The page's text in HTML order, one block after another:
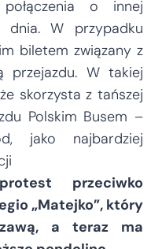
o innej
W przypadku
biletem związany z
przejazdu. W takiej
skorzysta z tańszej
Polskim Busem –
jako najbardziej
przeciwko
„Matejko”, który
a teraz ma